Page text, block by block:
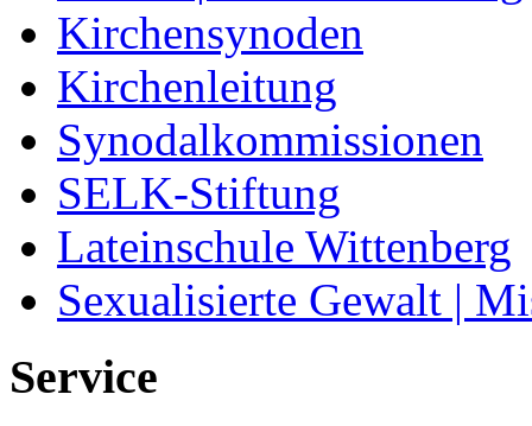
Kirchensynoden
Kirchenleitung
Synodalkommissionen
SELK-Stiftung
Lateinschule Wittenberg
Sexualisierte Gewalt |
Service